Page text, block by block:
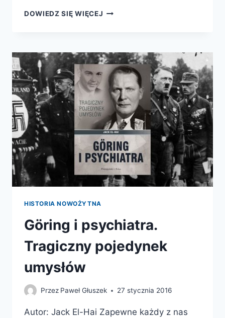
DOWIEDZ SIĘ WIĘCEJ CELTICA
TAJEMNIC
HISTORIA NOWOŻYTNA
Göring i psychiatra.
Tragiczny pojedynek
umysłów
Przez Paweł Głuszek 27 stycznia 2016
Autor: Jack El-Hai Zapewne każdy z nas